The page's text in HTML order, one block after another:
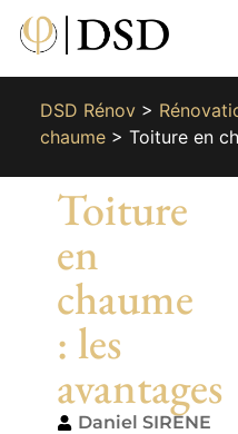
DSD Rénov>
chaume> Toiture en
Toiture
en
chaume
: les
avantages
Daniel SIRENE